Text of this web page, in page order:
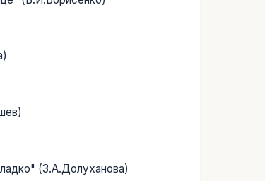
(З.А.Долуханова)